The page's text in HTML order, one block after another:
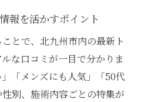
報を活かすポイント
とで、北九州市内の最新ト
な口コミが一目で分かりま
「メンズにも人気」「50代
別、施術内容ごとの特集が